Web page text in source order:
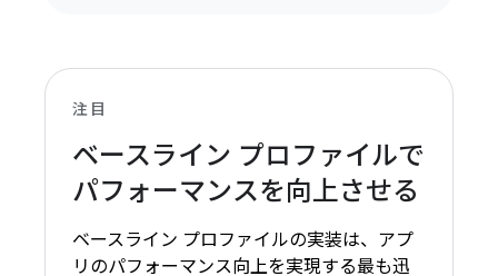
注目
ベースライン プロファイルで
パフォーマンスを向上させる
ベースライン プロファイルの実装は、アプ
リのパフォーマンス向上を実現する最も迅